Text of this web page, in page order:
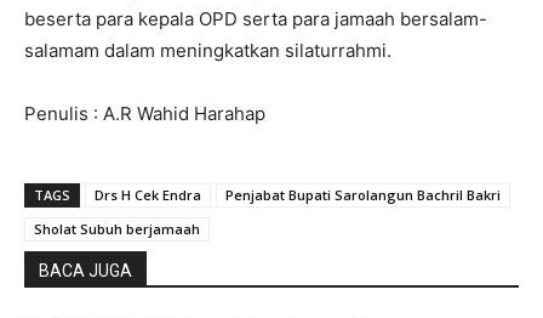
beserta para kepala OPD serta para jamaah bersalam-
salamam dalam meningkatkan silaturrahmi.
Penulis : A.R Wahid Harahap
TAGS Drs H Cek Endra
Penjabat Bupati Sarolangun Bachril Bakri
Sholat Subuh berjamaah
BACA JUGA